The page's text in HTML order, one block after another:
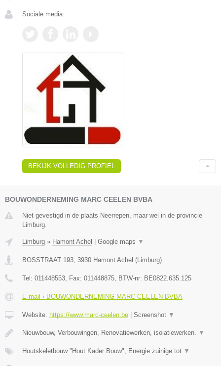
Sociale media:
BEKIJK VOLLEDIG PROFIEL
BOUWONDERNEMING MARC CEELEN BVBA
Niet gevestigd in de plaats Neerrepen, maar wel in de provincie
Limburg.
Limburg » Hamont Achel Google maps ▼
BOSSTRAAT 193, 3930 Hamont Achel (Limburg)
Tel: 011448553, Fax: 011448875, BTW-nr: BE0822.635.125
E-mail › BOUWONDERNEMING MARC CEELEN BVBA
Website: https://www.marc-ceelen.be Screenshot ▼
Nieuwbouw, Verbouwingen, Renovatiewerken, isolatiewerken. ▼
Houtskeletbouw "Hout Kader Bouw", Energie zuinige tot ▼